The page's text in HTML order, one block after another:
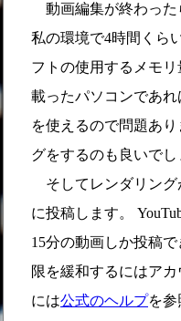
動画編集が終わった
私の環境で4時間くら
フトの使用するメモ
載ったパソコンであ
を使えるので問題あ
グをするのも良いでし
そしてレンダリング
に投稿します。
15分の動画しか投稿
限を緩和するにはア
には公式のヘルプを参